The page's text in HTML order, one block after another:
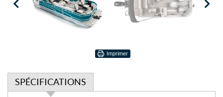
Imprimer
SPÉCIFICATIONS